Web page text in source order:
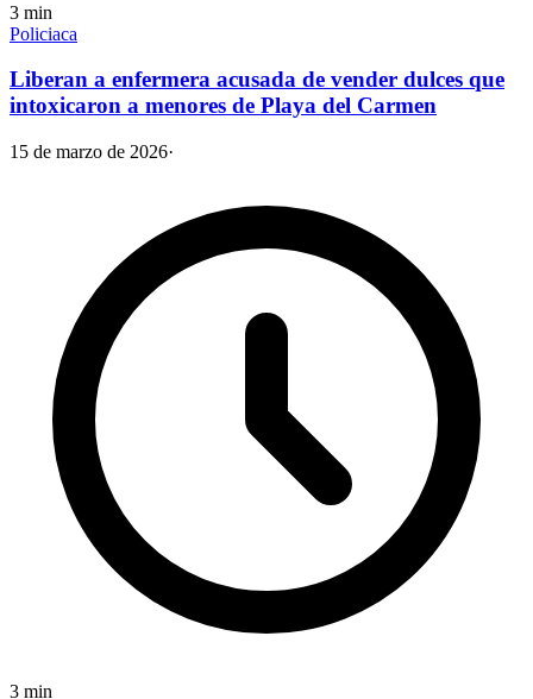
3 min
Policiaca
Liberan a enfermera acusada de vender dulces que
intoxicaron a menores de Playa del Carmen
15 de marzo de 2026·
3 min